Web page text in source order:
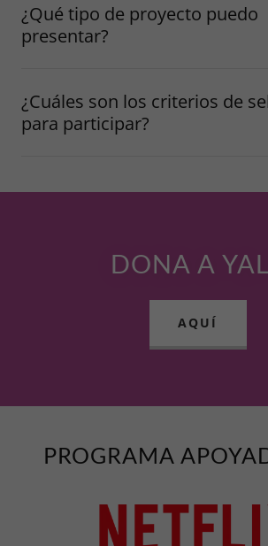
¿Qué tipo de proyecto puedo
presentar?
¿Cuáles son los criterios de
para participar?
DONA A
AQUÍ
PROGRAMA